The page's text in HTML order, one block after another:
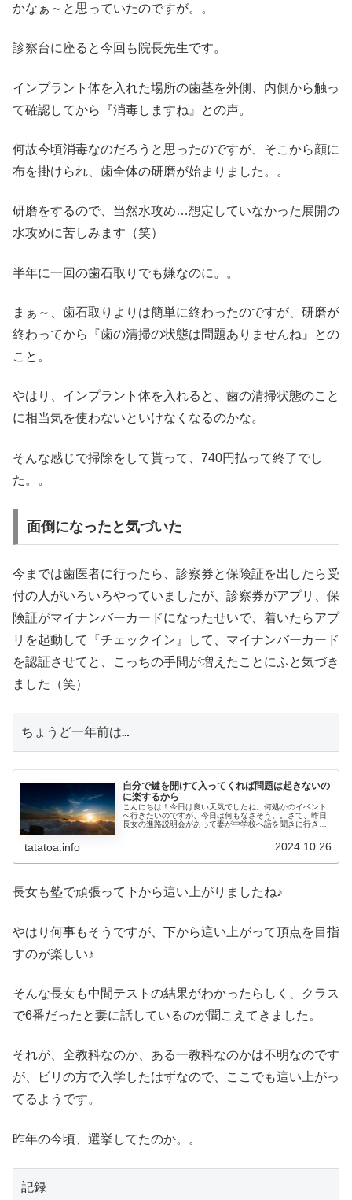
かなぁ～と思っていたのですが。。
診察台に座ると今回も院長先生です。
インプラント体を入れた場所の歯茎を外側、内側から触っ
て確認してから『消毒しますね』との声。
何故今頃消毒なのだろうと思ったのですが、そこから顔に
布を掛けられ、歯全体の研磨が始まりました。。
研磨をするので、当然水攻め…想定していなかった展開の
水攻めに苦しみます（笑）
半年に一回の歯石取りでも嫌なのに。。
まぁ～、歯石取りよりは簡単に終わったのですが、研磨が
終わってから『歯の清掃の状態は問題ありませんね』との
こと。
やはり、インプラント体を入れると、歯の清掃状態のこと
に相当気を使わないといけなくなるのかな。
そんな感じで掃除をして貰って、740円払って終了でし
た。。
面倒になったと気づいた
今までは歯医者に行ったら、診察券と保険証を出したら受
付の人がいろいろやっていましたが、診察券がアプリ、保
険証がマイナンバーカードになったせいで、着いたらアプ
リを起動して『チェックイン』して、マイナンバーカード
を認証させてと、こっちの手間が増えたことにふと気づき
ました（笑）
ちょうど一年前は…
自分で鍵を開けて入ってくれば問題は起きないの
に楽するから
こんにちは！今日は良い天気でしたね。何処かのイベント
へ行きたいのですが、今日は何もなさそう。。さて、昨日
長女の進路説明会があって妻が中学校へ話を聞きに行きま
tatatoa.info 2024.10.26
長女も塾で頑張って下から這い上がりましたね♪
やはり何事もそうですが、下から這い上がって頂点を目指
すのが楽しい♪
そんな長女も中間テストの結果がわかったらしく、クラス
で6番だったと妻に話しているのが聞こえてきました。
それが、全教科なのか、ある一教科なのかは不明なのです
が、ビリの方で入学したはずなので、ここでも這い上がっ
てるようです。
昨年の今頃、選挙してたのか。。
記録